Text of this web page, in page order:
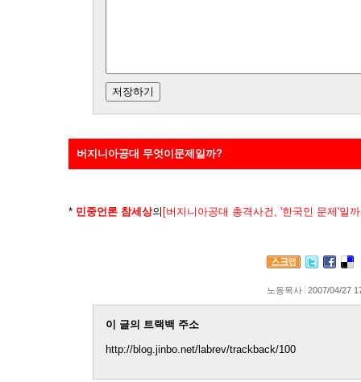
버지니아공대 무엇이문제일까?
* 민중언론 참세상의 [버지니아공대 총격사건, '한국인 문제'일
노동목사 2007/04/27
이 글의 트랙백 주소
http://blog.jinbo.net/labrev/trackback/100